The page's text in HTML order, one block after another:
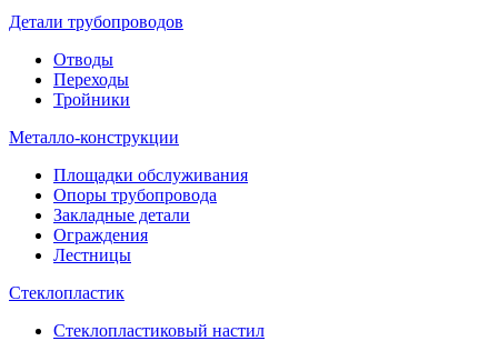
Детали трубопроводов
Отводы
Переходы
Тройники
Металло-конструкции
Площадки обслуживания
Опоры трубопровода
Закладные детали
Ограждения
Лестницы
Стеклопластик
Стеклопластиковый настил